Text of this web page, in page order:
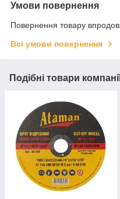
Умови повернення
Повернення товару
Всі умови повернення
Подібні товари